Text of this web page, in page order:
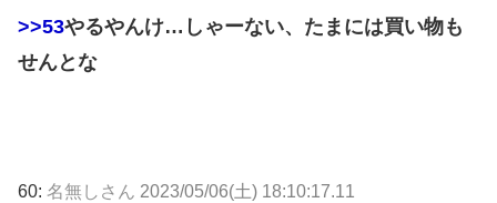
>>53やるやんけ…しゃーない、たまには買い物も
せんとな
60: 名無しさん 2023/05/06(土) 18:10:17.11